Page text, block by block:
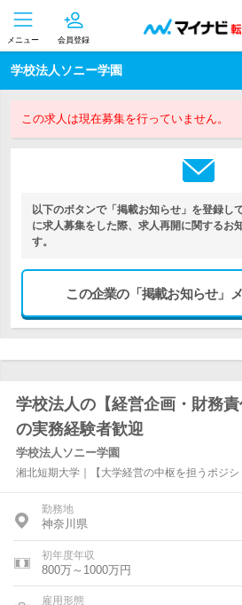
メニュー 会員登録
学校法人ソニー学園
この求人は現在募集を行っていません。
以下のボタンで「掲載お知らせ」を登録し
に求人募集をした際、求人再開に関するお
す。
この企業の「掲載お知らせ」
学校法人の【経営企画・財務
の実務経験者歓迎
学校法人ソニー学園
湘北短期大学｜【大学経営の中枢を担うポジシ
勤務地
神奈川県
初年度年収
800万～1000万円
雇用形態